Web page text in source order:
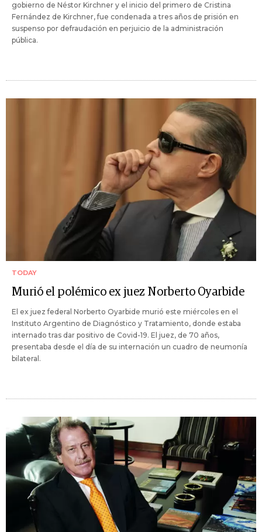
gobierno de Néstor Kirchner y el inicio del primero de Cristina
Fernández de Kirchner, fue condenada a tres años de prisión en
suspenso por defraudación en perjuicio de la administración
pública.
TODAY
Murió el polémico ex juez Norberto Oyarbide
El ex juez federal Norberto Oyarbide murió este miércoles en el
Instituto Argentino de Diagnóstico y Tratamiento, donde estaba
internado tras dar positivo de Covid-19. El juez, de 70 años,
presentaba desde el día de su internación un cuadro de neumonía
bilateral.